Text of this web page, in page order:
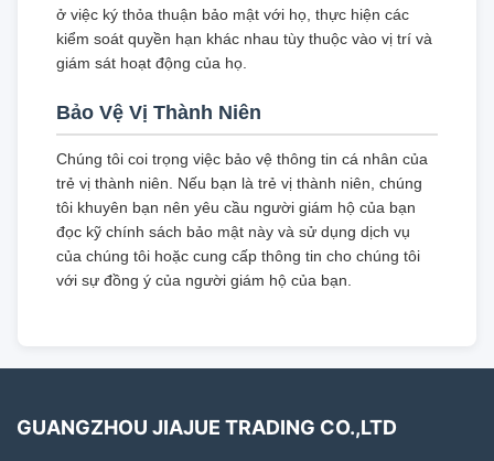
ở việc ký thỏa thuận bảo mật với họ, thực hiện các
kiểm soát quyền hạn khác nhau tùy thuộc vào vị trí và
giám sát hoạt động của họ.
Bảo Vệ Vị Thành Niên
Chúng tôi coi trọng việc bảo vệ thông tin cá nhân của
trẻ vị thành niên. Nếu bạn là trẻ vị thành niên, chúng
tôi khuyên bạn nên yêu cầu người giám hộ của bạn
đọc kỹ chính sách bảo mật này và sử dụng dịch vụ
của chúng tôi hoặc cung cấp thông tin cho chúng tôi
với sự đồng ý của người giám hộ của bạn.
GUANGZHOU JIAJUE TRADING CO.,LTD